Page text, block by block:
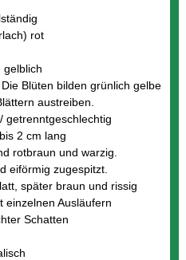
rot
gelblich
Die Blüten bilden grünlich gelbe
austreiben.
getrenntgeschlechtig
2 cm lang
rotbraun und warzig.
eiförmig zugespitzt.
später braun und rissig
einzelnen Ausläufern
Schatten